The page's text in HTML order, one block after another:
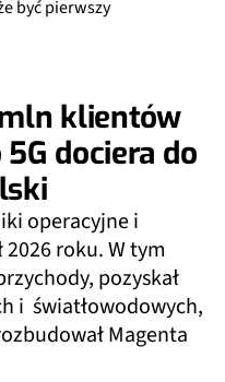
być pierwszy
klientów
dociera do
operacyjne i
roku. W tym
pozyskał
i światłowodowych,
Magenta